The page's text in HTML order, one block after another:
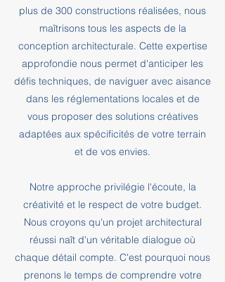
plus de 300 constructions réalisées, nous
maîtrisons tous les aspects de la
conception architecturale. Cette expertise
approfondie nous permet d'anticiper les
défis techniques, de naviguer avec aisance
dans les réglementations locales et de
vous proposer des solutions créatives
adaptées aux spécificités de votre terrain
et de vos envies.
Notre approche privilégie l'écoute, la
créativité et le respect de votre budget.
Nous croyons qu'un projet architectural
réussi naît d'un véritable dialogue où
chaque détail compte. C'est pourquoi nous
prenons le temps de comprendre votre